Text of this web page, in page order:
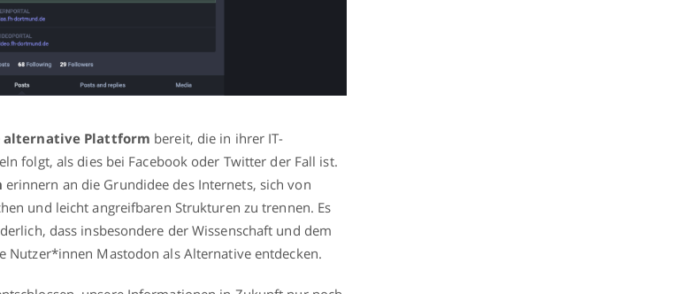
alternative Plattform bereit, die in ihrer IT-
folgt, als dies bei Facebook oder Twitter der Fall ist.
erinnern an die Grundidee des Internets, sich von
und leicht angreifbaren Strukturen zu trennen. Es
dass insbesondere der Wissenschaft und dem
Nutzer*innen Mastodon als Alternative entdecken.